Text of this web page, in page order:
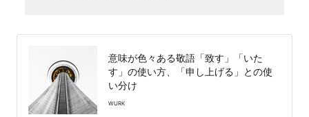
意味が色々ある敬語「致す」「いた
す」の使い方、「申し上げる」との使
い分け
WURK